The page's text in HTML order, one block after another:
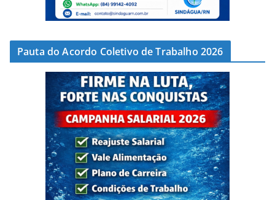
Pauta do Acordo Coletivo de Trabalho 2026